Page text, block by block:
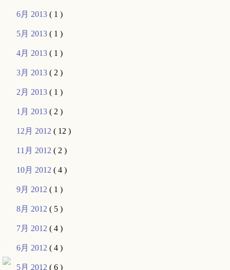
6月 2013( 1 )
5月 2013( 1 )
4月 2013( 1 )
3月 2013( 2 )
2月 2013( 1 )
1月 2013( 2 )
12月 2012( 12 )
11月 2012( 2 )
10月 2012( 4 )
9月 2012( 1 )
8月 2012( 5 )
7月 2012( 4 )
6月 2012( 4 )
5月 2012( 6 )